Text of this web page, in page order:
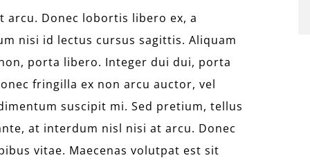
arcu. Donec lobortis libero ex, a
nisi id lectus cursus sagittis. Aliquam
porta libero. Integer dui dui, porta
fringilla ex non arcu auctor, vel
suscipit mi. Sed pretium, tellus
at interdum nisl nisi at arcu. Donec
vitae. Maecenas volutpat est sit